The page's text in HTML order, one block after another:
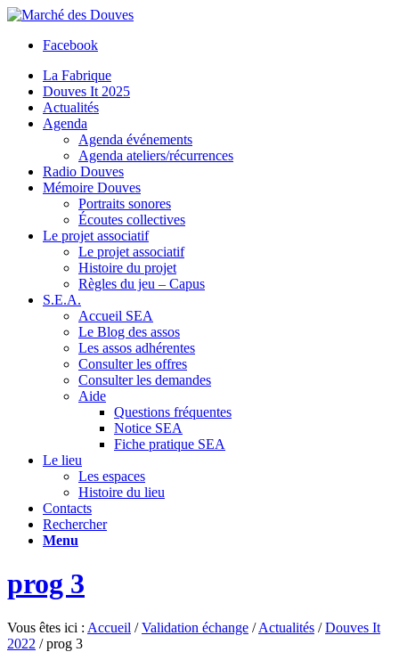
Facebook
La Fabrique
Douves It 2025
Actualités
Agenda
Agenda événements
Agenda ateliers/récurrences
Radio Douves
Mémoire Douves
Portraits sonores
Écoutes collectives
Le projet associatif
Le projet associatif
Histoire du projet
Règles du jeu – Capus
S.E.A.
Accueil SEA
Le Blog des assos
Les assos adhérentes
Consulter les offres
Consulter les demandes
Aide
Questions fréquentes
Notice SEA
Fiche pratique SEA
Le lieu
Les espaces
Histoire du lieu
Contacts
Rechercher
Menu
prog 3
Vous êtes ici : Accueil / Validation échange / Actualités / Douves It
2022 / prog 3